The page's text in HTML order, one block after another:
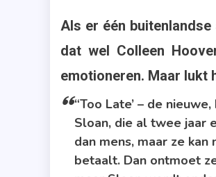
Als er één
dat wel Colleen
emotioneren. Maar lukt
“Too Late’ – de
Sloan, die al twee jaar
dan mens, maar ze
betaalt. Dan ontmoet